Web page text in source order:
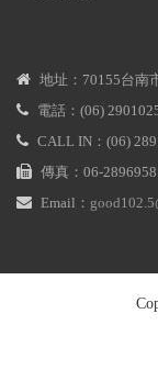
地址：70155台南
電話：(06)
CALL IN：(06)
傳真：06-2896958
Email：